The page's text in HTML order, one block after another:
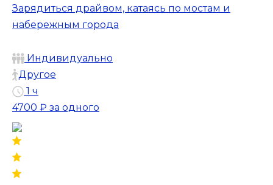
Зарядиться драйвом, катаясь по мостам и
набережным города
Индивидуально
Другое
1 ч
4700 ₽ за одного